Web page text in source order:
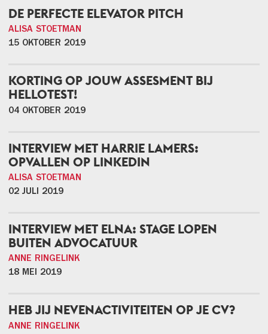
DE PERFECTE ELEVATOR PITCH
ALISA STOETMAN
15 OKTOBER 2019
KORTING OP JOUW ASSESMENT BIJ
HELLOTEST!
04 OKTOBER 2019
INTERVIEW MET HARRIE LAMERS:
OPVALLEN OP LINKEDIN
ALISA STOETMAN
02 JULI 2019
INTERVIEW MET ELNA: STAGE LOPEN
BUITEN ADVOCATUUR
ANNE RINGELINK
18 MEI 2019
HEB JIJ NEVENACTIVITEITEN OP JE CV?
ANNE RINGELINK